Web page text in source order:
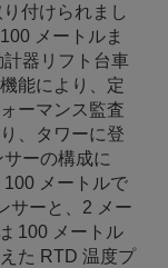
付けられまし
メートルま
器リフト台車
能により、定
ーマンス監査
、タワーに登
ーの構成に
メートルで
サーと、2 メー
100 メートル
た RTD 温度プ